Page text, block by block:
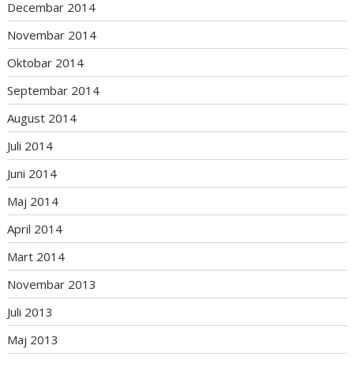
Decembar 2014
Novembar 2014
Oktobar 2014
Septembar 2014
August 2014
Juli 2014
Juni 2014
Maj 2014
April 2014
Mart 2014
Novembar 2013
Juli 2013
Maj 2013